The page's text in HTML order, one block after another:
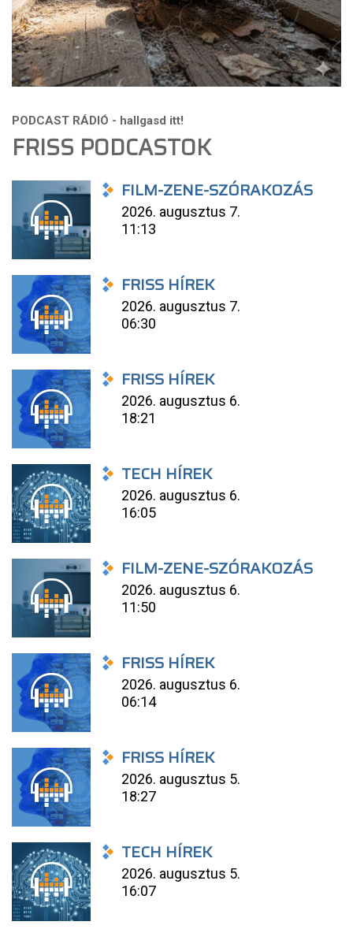
FRISS PODCASTOK
FILM-ZENE-SZÓRAKOZÁS
2026. augusztus 7.
11:13
FRISS HÍREK
2026. augusztus 7.
06:30
FRISS HÍREK
2026. augusztus 6.
18:21
TECH HÍREK
2026. augusztus 6.
16:05
FILM-ZENE-SZÓRAKOZÁS
2026. augusztus 6.
11:50
FRISS HÍREK
2026. augusztus 6.
06:14
FRISS HÍREK
2026. augusztus 5.
18:27
TECH HÍREK
2026. augusztus 5.
16:07